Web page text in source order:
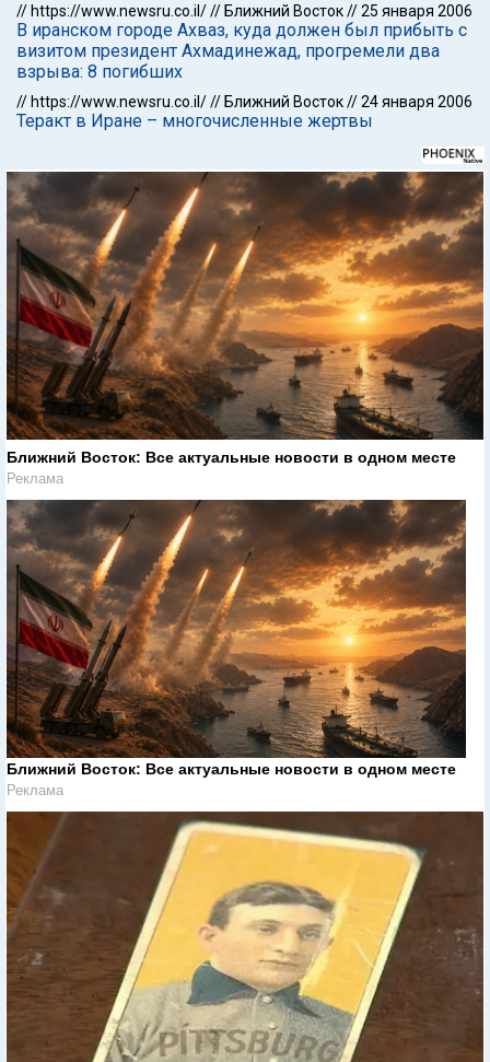
// https://www.newsru.co.il/// Ближний Восток//25 января 2006
В иранском городе Ахваз, куда должен был прибыть с
визитом президент Ахмадинежад, прогремели два
взрыва: 8 погибших
// https://www.newsru.co.il/// Ближний Восток//24 января 2006
Теракт в Иране – многочисленные жертвы
Ближний Восток: Все актуальные новости в одном месте
Реклама
Ближний Восток: Все актуальные новости в одном месте
Реклама